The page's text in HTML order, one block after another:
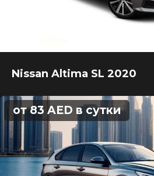
Nissan Altima SL 2020
от 83 AED в сутки